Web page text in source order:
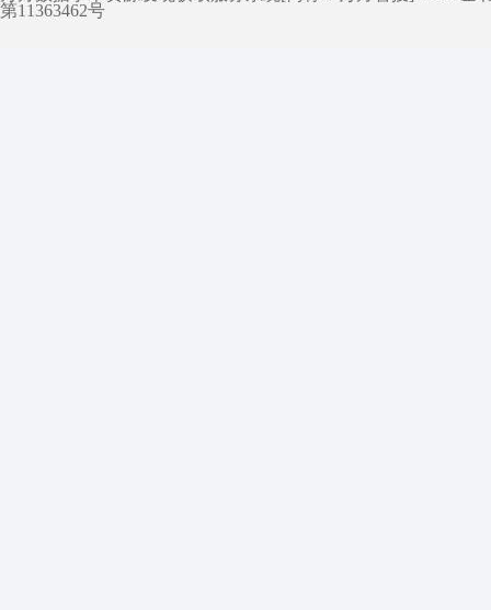
第11363462号